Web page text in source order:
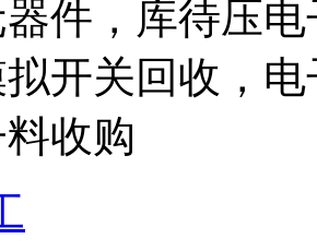
件，库待压
开关回收，
收购